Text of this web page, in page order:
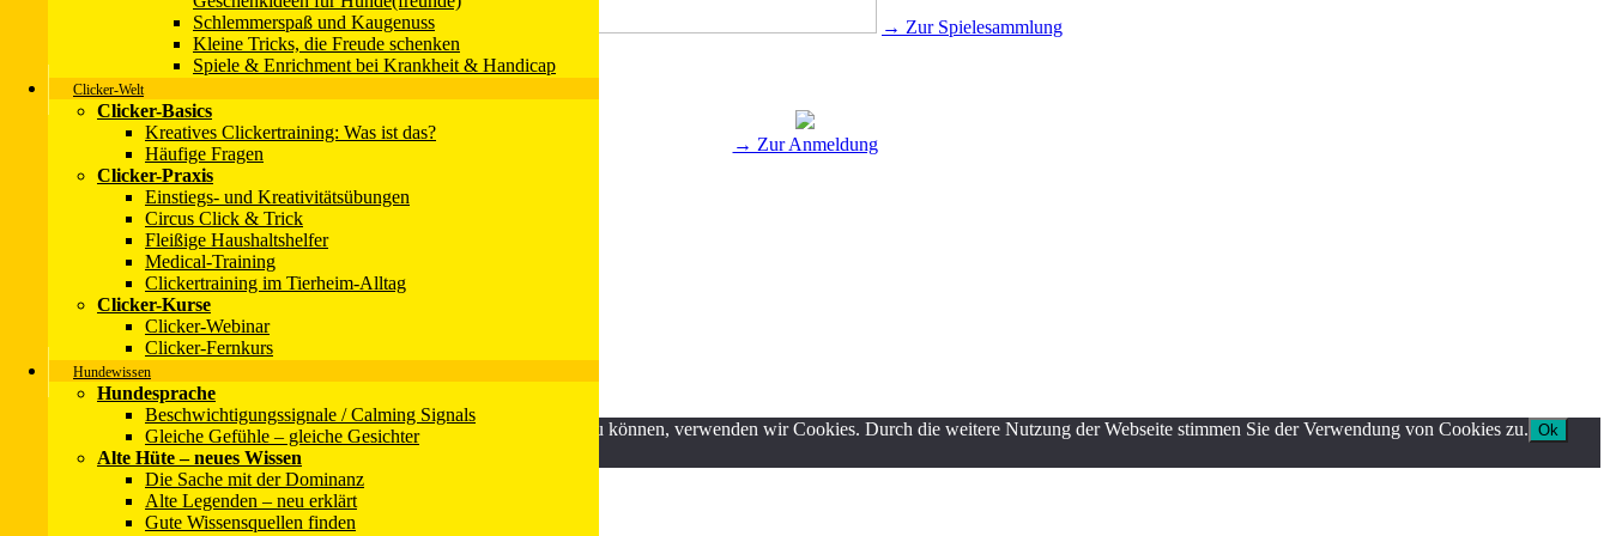
Schlemmerspaß und Kaugenuss
Kleine Tricks, die Freude schenken
Spiele & Enrichment bei Krankheit & Handicap
Clicker-Welt
Clicker-Basics
Kreatives Clickertraining: Was ist das?
Häufige Fragen
Clicker-Praxis
Einstiegs- und Kreativitätsübungen
Circus Click & Trick
Fleißige Haushaltshelfer
Medical-Training
Clickertraining im Tierheim-Alltag
Clicker-Kurse
Clicker-Webinar
Clicker-Fernkurs
Hundewissen
Hundesprache
Beschwichtigungssignale / Calming Signals
Gleiche Gefühle – gleiche Gesichter
Alte Hüte – neues Wissen
Die Sache mit der Dominanz
Alte Legenden – neu erklärt
Gute Wissensquellen finden
→ Zur Spielesammlung
Unser Newsletter
→ Zur Anmeldung
Unsere Bücher
Zur Infoseite
→ Zum Shop
Impressum
Datenschutzerklärung
Wir über uns
Mitmachen!
Copyright 2001 - 2025 © Christina Sondermann - SPASS-MIT-HUND
Um unsere Webseite für Sie optimal zu gestalten und fortlaufend verbessern zu können, verwenden wir Cookies. Durch die weitere Nutzung der Webseite stimmen Sie der Verwendung von Cookies zu. Ok
Datenschutzerklärung